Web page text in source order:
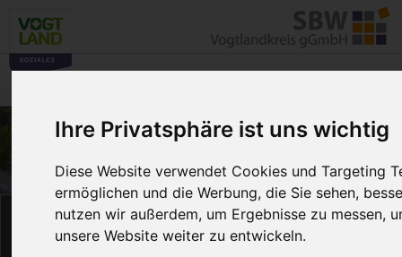
Ihre Privatsphäre ist uns wichtig
Diese Website verwendet Cookies und Targeting
ermöglichen und die Werbung, die Sie sehen,
nutzen wir außerdem, um Ergebnisse zu messen,
unsere Website weiter zu entwickeln.
News
SelbstBewusst Weiterkommen
mit der SBW Vogtlandkreis